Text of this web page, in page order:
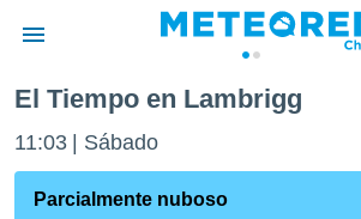
de
por
El Tiempo en Lambrigg
11:03 Sábado
Parcialmente nuboso